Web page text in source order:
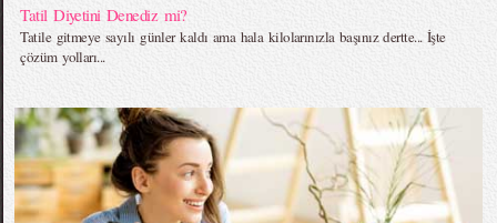
Tatil Diyetini Denediz mi?
Tatile gitmeye sayılı günler kaldı ama hala kilolarınızla başınız dertte... İşte
çözüm yolları...